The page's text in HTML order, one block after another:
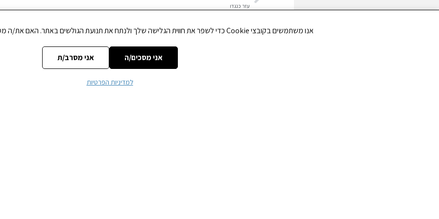
עזר כנגדו
אנו משתמשים בקובצי Cookie כדי לשפר את חווית הגלישה שלך ולנתח את תנועת הגולשים באתר. האם את/ה מסכים/ה לשימוש בקובצי Cookie?
אני מסכים/ה אני מסרב/ת
למדיניות הפרטיות